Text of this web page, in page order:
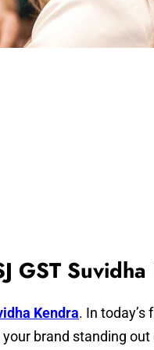
GST
Kendra. In
brand standing